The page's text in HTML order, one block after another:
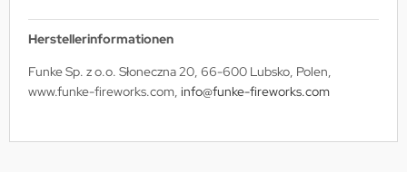
Herstellerinformationen
Funke Sp. z o.o. Słoneczna 20, 66-600 Lubsko, Polen,
www.funke-fireworks.com, info@funke-fireworks.com